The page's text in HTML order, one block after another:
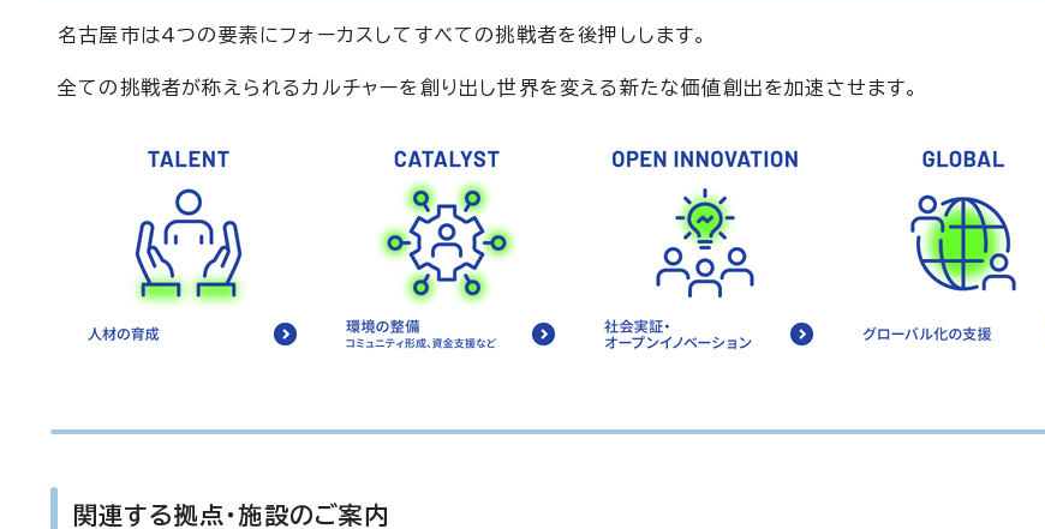
名古屋市は4つの要素にフォーカスしてすべての挑戦者を後押しします。
全ての挑戦者が称えられるカルチャーを創り出し世界を変える新たな価値創出を加速させます。
関連する拠点・施設のご案内